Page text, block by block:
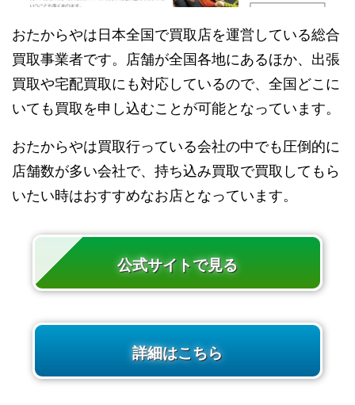
おたからやは日本全国で買取店を運営している総合
買取事業者です。店舗が全国各地にあるほか、出張
買取や宅配買取にも対応しているので、全国どこに
いても買取を申し込むことが可能となっています。
おたからやは買取行っている会社の中でも圧倒的に
店舗数が多い会社で、持ち込み買取で買取してもら
いたい時はおすすめなお店となっています。
公式サイトで見る
詳細はこちら